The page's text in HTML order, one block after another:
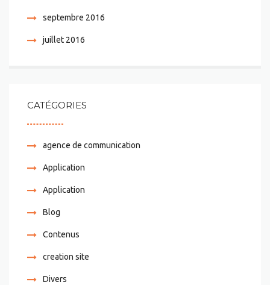
septembre 2016
juillet 2016
CATÉGORIES
agence de communication
Application
Application
Blog
Contenus
creation site
Divers